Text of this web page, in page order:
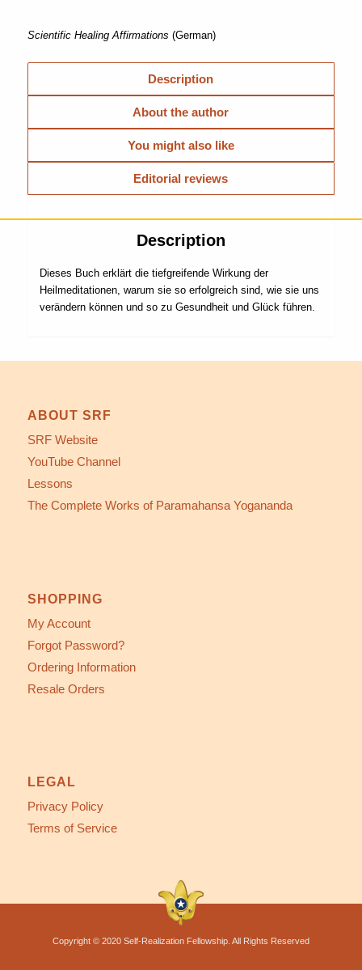
Scientific Healing Affirmations (German)
Description
About the author
You might also like
Editorial reviews
Description
Dieses Buch erklärt die tiefgreifende Wirkung der
Heilmeditationen, warum sie so erfolgreich sind, wie sie uns
verändern können und so zu Gesundheit und Glück führen.
ABOUT SRF
SRF Website
YouTube Channel
Lessons
The Complete Works of Paramahansa Yogananda
SHOPPING
My Account
Forgot Password?
Ordering Information
Resale Orders
LEGAL
Privacy Policy
Terms of Service
Copyright © 2020 Self-Realization Fellowship. All Rights Reserved